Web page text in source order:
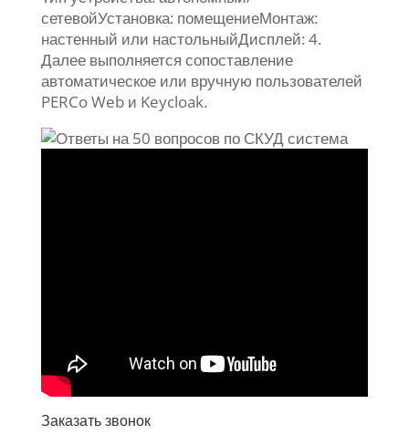
сетевойУстановка: помещениеМонтаж:
настенный или настольныйДисплей: 4.
Далее выполняется сопоставление
автоматическое или вручную пользователей
PERCo Web и Keycloak.
Заказать звонок